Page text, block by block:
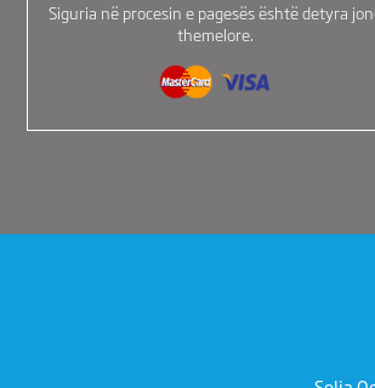
Siguria në procesin e pagesës është detyra
themelore.